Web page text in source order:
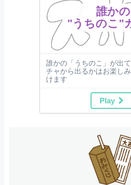
誰かの
"うちのこ"
誰かの「うちのこ」が出
チャから出るかはお楽し
けます
Play